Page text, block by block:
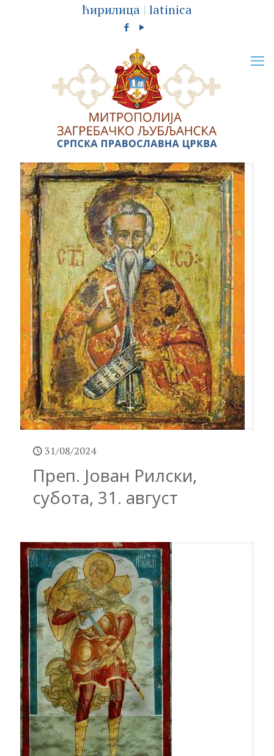
ћирилица | latinica
31/08/2024
Преп. Јован Рилски,
субота, 31. август